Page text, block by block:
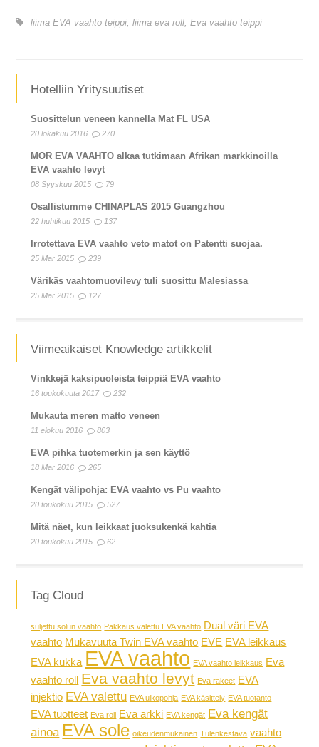
liima EVA vaahto teippi,liima eva roll,Eva vaahto teippi
Hotelliin Yritysuutiset
Suosittelun veneen kannella Mat FL USA
20 lokakuu 2016 270
MOR EVA VAAHTO alkaa tutkimaan Afrikan markkinoilla
EVA vaahto levyt
08 Syyskuu 2015 79
Osallistumme CHINAPLAS 2015 Guangzhou
22 huhtikuu 2015 137
Irrotettava EVA vaahto veto matot on Patentti suojaa.
25 Mar 2015 239
Värikäs vaahtomuovilevy tuli suosittu Malesiassa
25 Mar 2015 127
Viimeaikaiset Knowledge artikkelit
Vinkkejä kaksipuoleista teippiä EVA vaahto
16 toukokuuta 2017 232
Mukauta meren matto veneen
11 elokuu 2016 803
EVA pihka tuotemerkin ja sen käyttö
18 Mar 2016 265
Kengät välipohja: EVA vaahto vs Pu vaahto
20 toukokuu 2015 527
Mitä näet, kun leikkaat juoksukenkä kahtia
20 toukokuu 2015 62
Tag Cloud
suljettu solun vaahto Pakkaus valettu EVA vaahto Dual väri EVA
vaahto Mukavuuta Twin EVA vaahto EVE EVA leikkaus
EVA kukka EVA vaahto EVA vaahto leikkaus Eva
vaahto roll
Eva vaahto levyt Eva rakeet EVA
injektio EVA valettu EVA ulkopohja EVA käsittely EVA tuotanto
EVA tuotteet Eva roll Eva arkki EVA kengät Eva kengät
ainoa EVA sole oikeudenmukainen Tulenkestävä vaahto